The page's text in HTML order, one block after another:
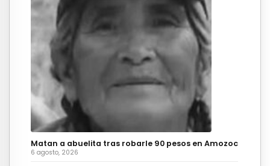
Matan a abuelita tras robarle 90 pesos en Amozoc
6 agosto, 2026